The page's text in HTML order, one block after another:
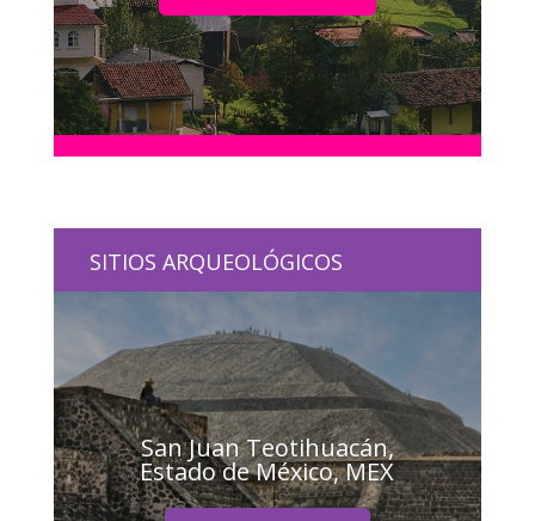
SITIOS ARQUEOLÓGICOS
San Juan Teotihuacán,
Estado de México, MEX